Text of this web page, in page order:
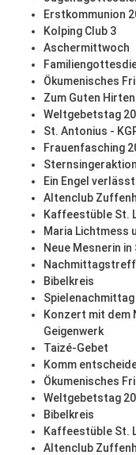
Erstkommunion
Kolping Club 3
Aschermittwoch
Ökumenisches
Zum Guten
Weltgebetstag
St. Antonius -
Frauenfasching
Ein Engel
Altenclub
Kaffeestüble St.
Maria Lichtmess
Neue Mesnerin
Bibelkreis
Spielenachmittag
Konzert mit dem
Geigenwerk
Taizé-Gebet
Komm
Ökumenisches
Weltgebetstag
Bibelkreis
Kaffeestüble St.
Altenclub